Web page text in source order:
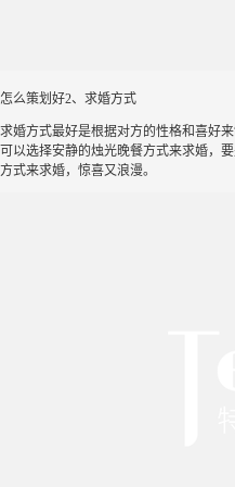
怎么策划好2、求婚方式
求婚方式最好是根据对方的性格和喜好
可以选择安静的烛光晚餐方式来求婚，
方式来求婚，惊喜又浪漫。